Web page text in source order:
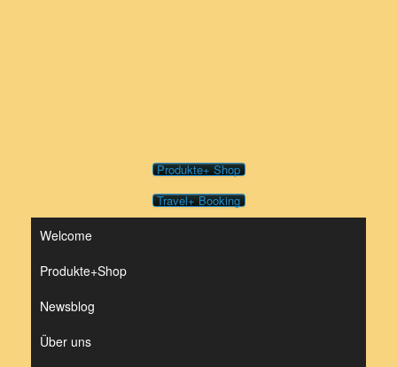
Produkte+ Shop
Travel+ Booking
Welcome
Produkte+Shop
Newsblog
Über uns